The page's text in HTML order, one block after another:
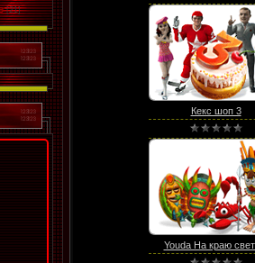
[21]
Кекс шоп 3
Youda На краю